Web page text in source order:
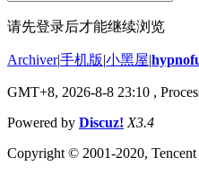
请先登录后才能继续浏览
Archiver|手机版|小黑屋|
GMT+8, 2026-8-8 23:10 ,
Powered by Discuz! X3.4
Copyright © 2001-2020,